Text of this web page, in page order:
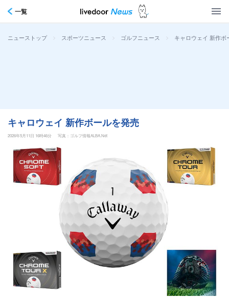
一覧
ニューストップ > スポーツニュース > ゴルフニュース > キャロウェイ 新作ボ
キャロウェイ 新作ボールを発売
2026年5月11日 16時46分 写真：ゴルフ情報ALBA.Net